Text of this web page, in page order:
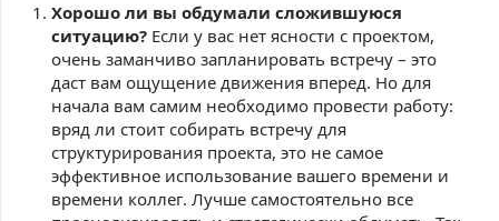
Хорошо ли вы обдумали сложившуюся
ситуацию? Если у вас нет ясности с проектом,
очень заманчиво запланировать встречу – это
даст вам ощущение движения вперед. Но для
начала вам самим необходимо провести работу:
вряд ли стоит собирать встречу для
структурирования проекта, это не самое
эффективное использование вашего времени и
времени коллег. Лучше самостоятельно все